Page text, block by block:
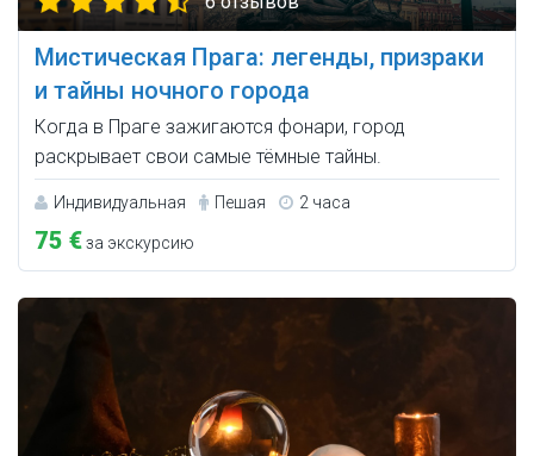
Мистическая Прага: легенды, призраки
и тайны ночного города
Когда в Праге зажигаются фонари, город
раскрывает свои самые тёмные тайны.
Индивидуальная Пешая 2 часа
75 €за экскурсию